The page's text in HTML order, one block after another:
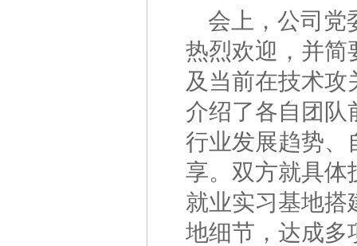
会上，公司党
热烈欢迎，并简
及当前在技术攻
介绍了各自团队
行业发展趋势、
享。双方就具体
就业实习基地搭
地细节，达成多